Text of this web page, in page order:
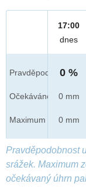
Pravděpod.
Očekáváno
Maximum
17:00
dnes
0 %
0 mm
0 mm
Pravděpodobnost
srážek. Maximum
očekávaný úhrn